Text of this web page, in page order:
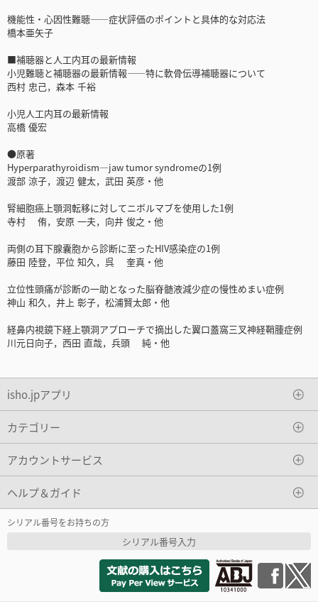
機能性・心因性難聴――症状評価のポイントと具体的な対応法
橋本亜矢子
■補聴器と人工内耳の最新情報
小児難聴と補聴器の最新情報――特に軟骨伝導補聴器について
西村 忠己，森本 千裕
小児人工内耳の最新情報
高橋 優宏
●原著
Hyperparathyroidism—jaw tumor syndromeの1例
渡部 涼子，渡辺 健太，武田 英彦・他
腎細胞癌上顎洞転移に対してニボルマブを使用した1例
寺村 侑，安原 一夫，向井 俊之・他
両側の耳下腺囊胞から診断に至ったHIV感染症の1例
藤田 陸登，平位 知久，呉 奎真・他
立位性頭痛が診断の一助となった脳脊髄液減少症の慢性めまい症例
神山 和久，井上 彰子，松浦賢太郎・他
経鼻内視鏡下経上顎洞アプローチで摘出した翼口蓋窩三叉神経鞘腫症例
川元日向子，西田 直哉，兵頭 純・他
isho.jpアプリ
カテゴリー
アカウントサービス
ヘルプ＆ガイド
シリアル番号をお持ちの方
シリアル番号入力